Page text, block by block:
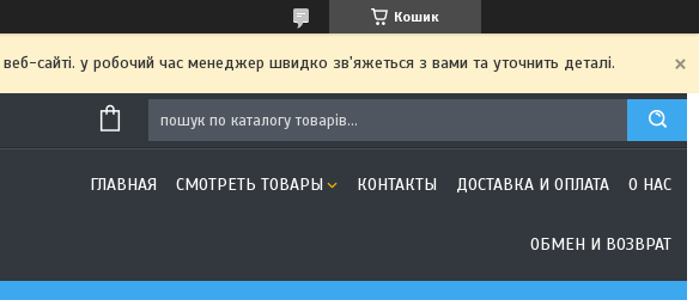
Кошик
сайті. у робочий час менеджер швидко зв'яжеться з вами та уточнить деталі.
ГЛАВНАЯ СМОТРЕТЬ ТОВАРЫ КОНТАКТЫ ДОСТАВКА И ОПЛАТА О НАС
ОБМЕН И ВОЗВРАТ